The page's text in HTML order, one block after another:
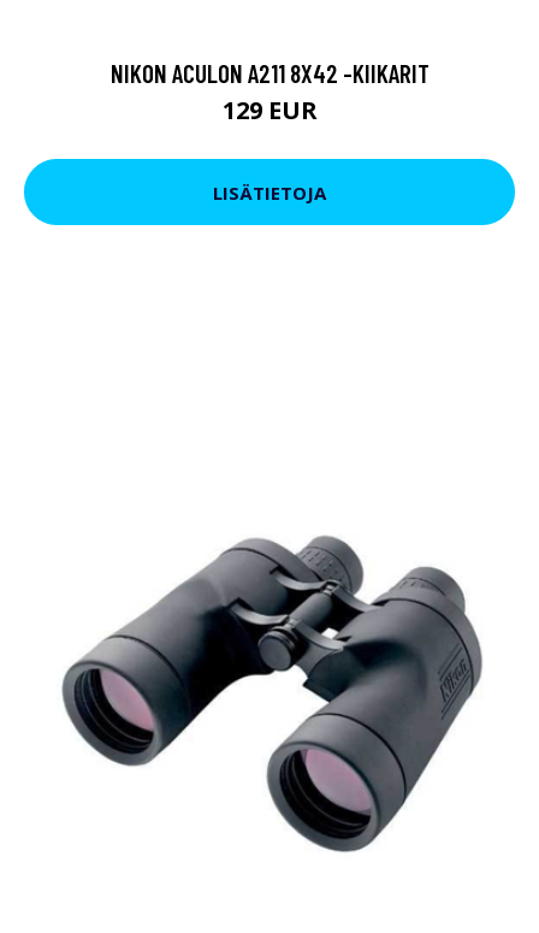
NIKON ACULON A211 8X42 -KIIKARIT
129 EUR
LISÄTIETOJA